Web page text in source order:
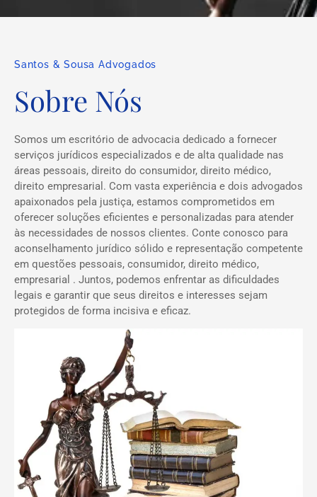
Santos & Sousa Advogados
Sobre Nós
Somos um escritório de advocacia dedicado a fornecer
serviços jurídicos especializados e de alta qualidade nas
áreas pessoais, direito do consumidor, direito médico,
direito empresarial. Com vasta experiência e dois advogados
apaixonados pela justiça, estamos comprometidos em
oferecer soluções eficientes e personalizadas para atender
às necessidades de nossos clientes. Conte conosco para
aconselhamento jurídico sólido e representação competente
em questões pessoais, consumidor, direito médico,
empresarial . Juntos, podemos enfrentar as dificuldades
legais e garantir que seus direitos e interesses sejam
protegidos de forma incisiva e eficaz.